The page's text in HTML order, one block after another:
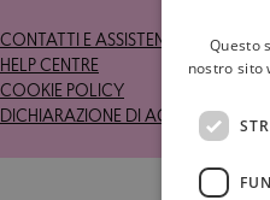
CONTATTI E ASSISTENZA
HELP CENTRE
COOKIE POLICY
DICHIARAZIONE DI ACCESSIBILITÀ
Questo
nostro sito